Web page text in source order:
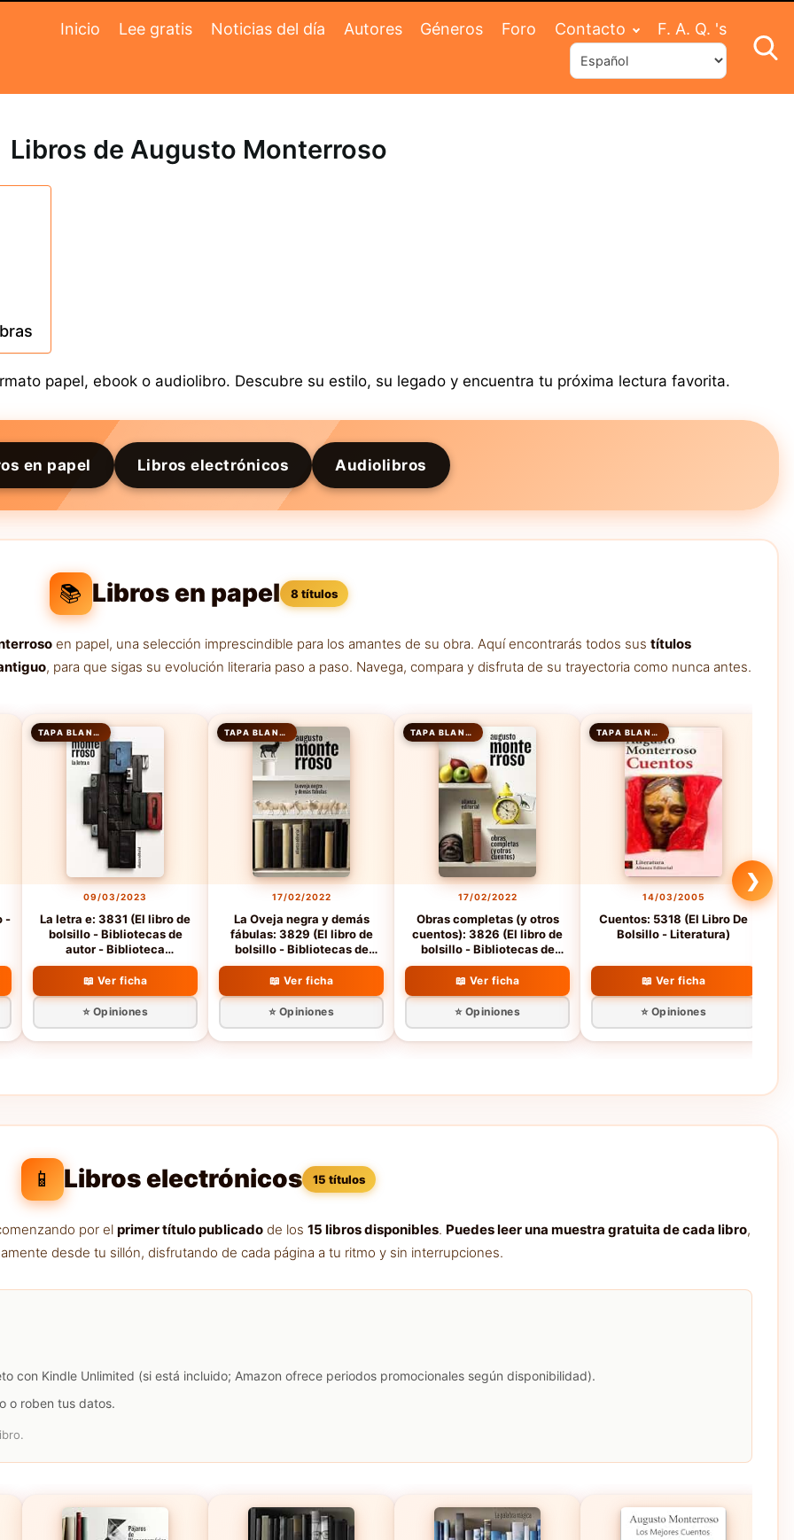
Inicio Lee gratis Noticias del día Autores Géneros Foro Contacto F. A. Q. 's
Libros de Augusto Monterroso
papel, ebook o audiolibro. Descubre su estilo, su legado y encuentra tu próxima lectura favorita.
en papel Libros electrónicos Audiolibros
📚 Libros en papel 8 títulos
en papel, una selección imprescindible para los amantes de su obra. Aquí encontrarás todos sus títulos
, para que sigas su evolución literaria paso a paso. Navega, compara y disfruta de su trayectoria como nunca antes.
-
TAPA BLANDA
09/03/2023
La letra e: 3831 (El libro de
bolsillo - Bibliotecas de
autor - Biblioteca
Monterroso)
📖 Ver ficha
⭐ Opiniones
TAPA BLANDA
17/02/2022
La Oveja negra y demás
fábulas: 3829 (El libro de
bolsillo - Bibliotecas de
autor - Biblioteca
Monterroso)
📖 Ver ficha
⭐ Opiniones
TAPA BLANDA
17/02/2022
Obras completas (y otros
cuentos): 3826 (El libro de
bolsillo - Bibliotecas de
autor - Biblioteca
Monterroso)
📖 Ver ficha
⭐ Opiniones
TAPA BLANDA
14/03/2005
Cuentos: 5318 (El Libro De
Bolsillo - Literatura)
📖 Ver ficha
⭐ Opiniones
❯
📱 Libros electrónicos 15 títulos
por el primer título publicado de los 15 libros disponibles. Puedes leer una muestra gratuita de cada libro,
desde tu sillón, disfrutando de cada página a tu ritmo y sin interrupciones.
con Kindle Unlimited (si está incluido; Amazon ofrece periodos promocionales según disponibilidad).
o roben tus datos.